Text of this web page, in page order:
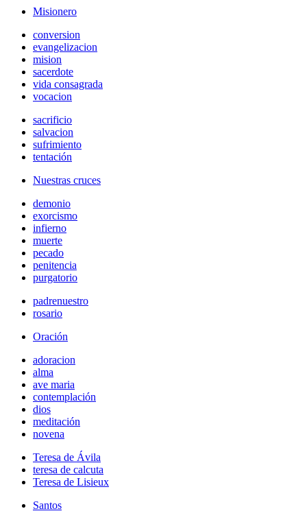
Misionero
conversion
evangelizacion
mision
sacerdote
vida consagrada
vocacion
sacrificio
salvacion
sufrimiento
tentación
Nuestras cruces
demonio
exorcismo
infierno
muerte
pecado
penitencia
purgatorio
padrenuestro
rosario
Oración
adoracion
alma
ave maria
contemplación
dios
meditación
novena
Teresa de Ávila
teresa de calcuta
Teresa de Lisieux
Santos